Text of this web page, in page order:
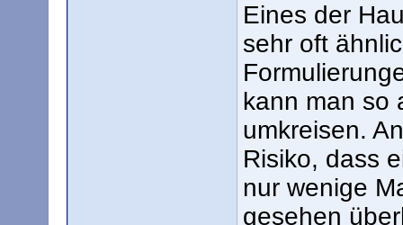
Eines der
sehr oft
kann man so
umkreisen.
Risiko, dass
nur wenige
gesehen